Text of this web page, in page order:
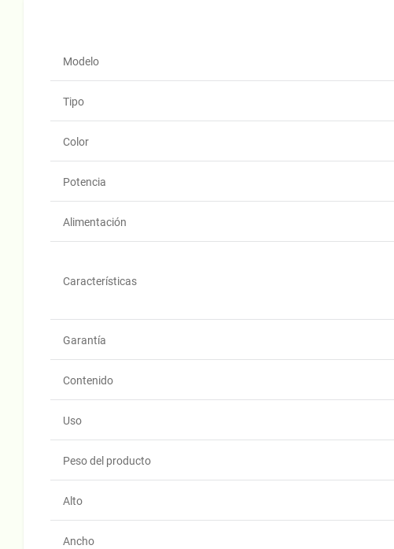
Modelo
Tipo
Color
Potencia
Alimentación
Características
Garantía
Contenido
Uso
Peso del producto
Alto
Ancho